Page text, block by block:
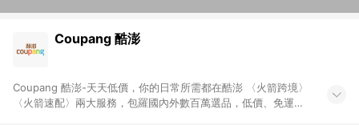
Coupang 酷澎
Coupang 酷澎-天天低價，你的日常所需都在酷澎 〈火箭跨境〉
〈火箭速配〉兩大服務，包羅國內外數百萬選品，低價、免運，